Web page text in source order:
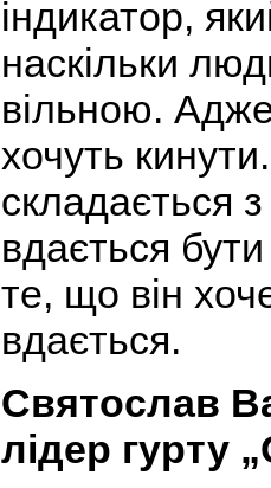
індикатор,
наскільки
вільною. Адже
хочуть
складається
вдається
те, що він
вдається.
Святослав
лідер гурту